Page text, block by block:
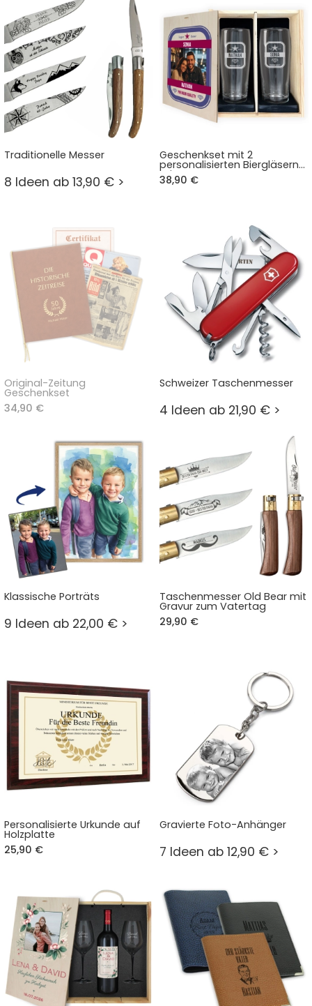
Traditionelle Messer
8 Ideen ab 13,90 € >
Geschenkset mit 2
personalisierten Biergläsern
mit Foto
38,90 €
Original-Zeitung
Geschenkset
34,90 €
Schweizer Taschenmesser
4 Ideen ab 21,90 € >
Klassische Porträts
9 Ideen ab 22,00 € >
Taschenmesser Old Bear mit
Gravur zum Vatertag
29,90 €
Personalisierte Urkunde auf
Holzplatte
25,90 €
Gravierte Foto-Anhänger
7 Ideen ab 12,90 € >